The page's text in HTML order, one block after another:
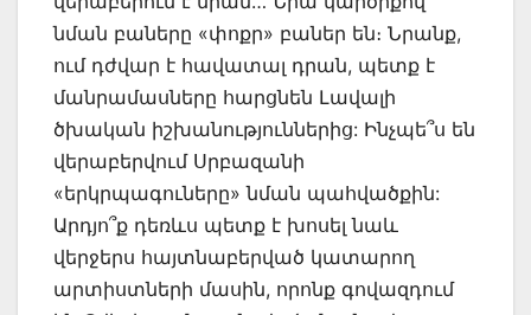
նման բաները «փոքր» բաներ են։ Նրանք,
ում դժվար է հավատալ դրան, պետք է
մանրամասները հարցնեն Լավալի
ծխական իշխանություններից: Ինչպե՞ս են
վերաբերվում Սրբազանի
«երկրպագուները» նման պահվածքին:
Արդյո՞ք դեռևս պետք է խոսել նաև
վերջերս հայտնաբերված կատարող
արտիստների մասին, որոնք գովազդում